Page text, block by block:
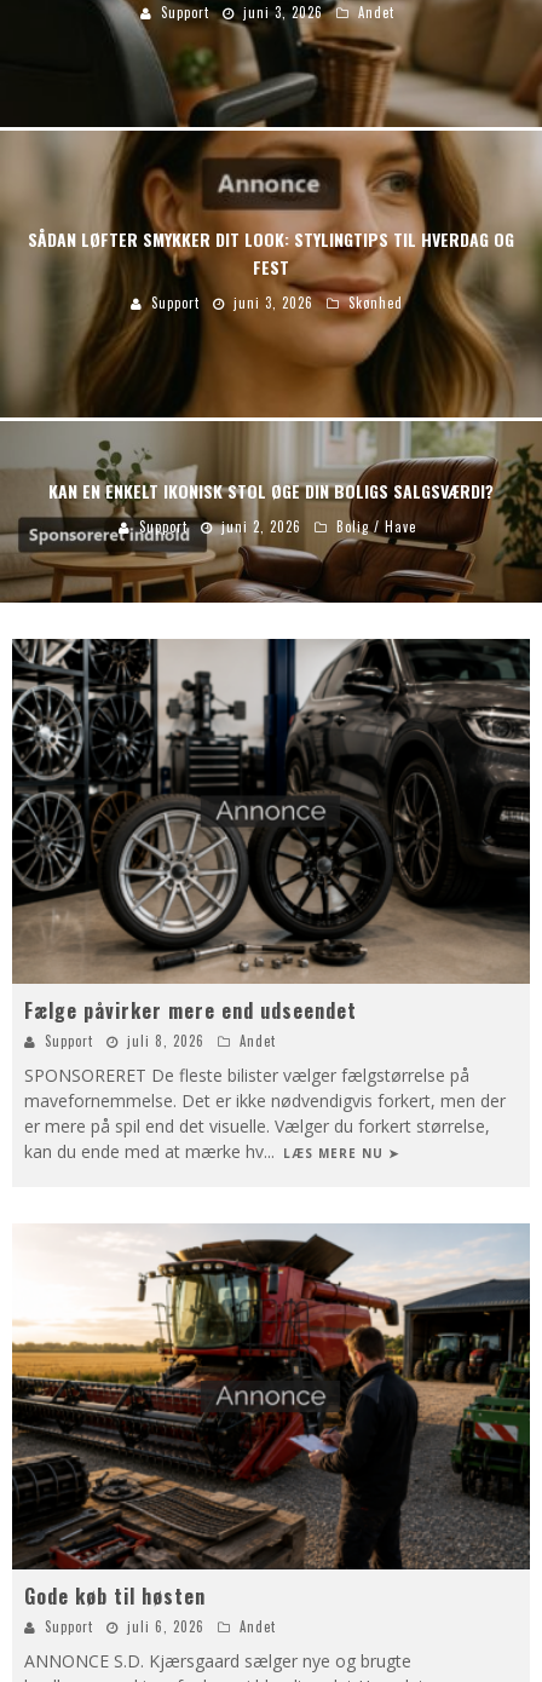
Support juni 3, 2026 Andet
SÅDAN LØFTER SMYKKER DIT LOOK: STYLINGTIPS TIL HVERDAG OG
FEST
Support juni 3, 2026 Skønhed
KAN EN ENKELT IKONISK STOL ØGE DIN BOLIGS SALGSVÆRDI?
Support juni 2, 2026 Bolig / Have
Fælge påvirker mere end udseendet
Support juli 8, 2026 Andet
SPONSORERET De fleste bilister vælger fælgstørrelse på
mavefornemmelse. Det er ikke nødvendigvis forkert, men der
er mere på spil end det visuelle. Vælger du forkert størrelse,
kan du ende med at mærke hv... LÆS MERE NU ➤
Gode køb til høsten
Support juli 6, 2026 Andet
ANNONCE S.D. Kjærsgaard sælger nye og brugte